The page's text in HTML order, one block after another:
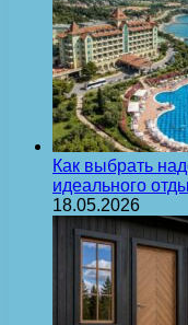
Как выбрать
идеального
18.05.2026